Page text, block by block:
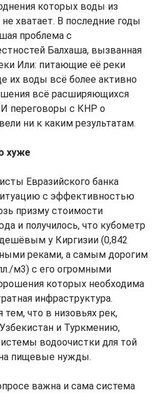
которых воды из
хватает. В последние годы
проблема с
Балхаша, вызванная
Или: питающие её реки
их воды всё более активно
всё расширяющихся
И переговоры с КНР о
ни к каким результатам.
хуже
Евразийского банка
с эффективностью
призму стоимости
и получилось, что кубометр
у Киргизии (0,842
реками, а самым дорогим
м3) с его огромными
которых необходима
инфраструктура.
тем, что в низовьях рек,
и Туркмению,
водоочистки для той
пищевые нужды.
важна и сама система